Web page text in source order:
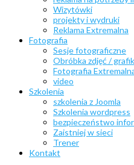
Wizytówki
projekty i wydruki
Reklama Extremalna
Fotografia
Sesje fotograficzne
Obróbka zdjęć /
Fotografia
video
Szkolenia
szkolenia z Joomla
Szkolenia wordpress
bezpieczeństwo
Zaistniej w sieci
Trener
Kontakt